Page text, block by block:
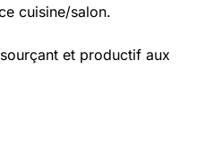
cuisine/salon.
et productif aux